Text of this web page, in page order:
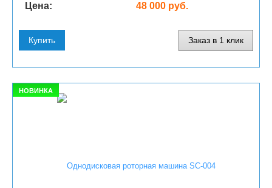
Цена: 48 000 руб.
Купить Заказ в 1 клик
НОВИНКА